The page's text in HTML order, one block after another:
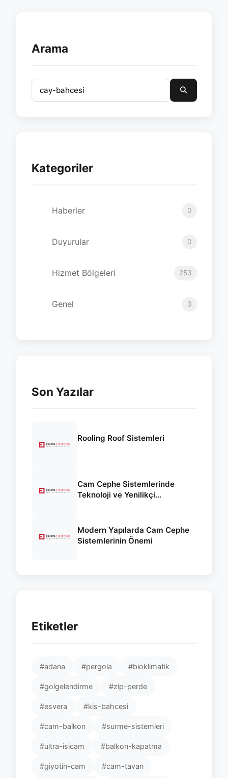
Arama
Kategoriler
Haberler 0
Duyurular 0
Hizmet Bölgeleri 253
Genel 3
Son Yazılar
Rooling Roof Sistemleri
Cam Cephe Sistemlerinde
Teknoloji ve Yenilikçi
Modern Yapılarda Cam Cephe
Sistemlerinin Önemi
Etiketler
#adana #pergola #bioklimatik
#golgelendirme #zip-perde
#esvera #kis-bahcesi
#cam-balkon #surme-sistemleri
#ultra-isicam #balkon-kapatma
#giyotin-cam #cam-tavan